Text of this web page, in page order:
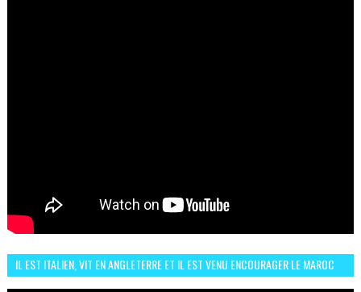
IL EST ITALIEN, VIT EN ANGLETERRE ET IL EST VENU ENCOURAGER LE MAROC